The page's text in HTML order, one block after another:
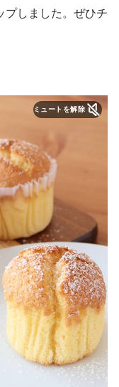
プしました。ぜひチ
ミュートを解除